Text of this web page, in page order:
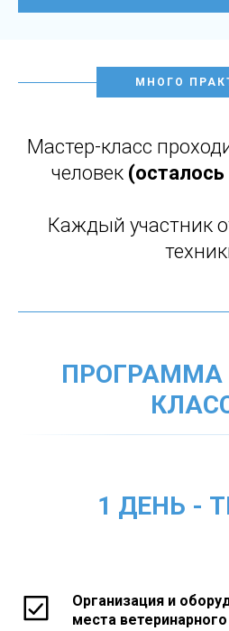
МНОГО
Мастер-класс
человек
Каждый участник
ПРОГРАММА
1 ДЕНЬ -
Организация и
места